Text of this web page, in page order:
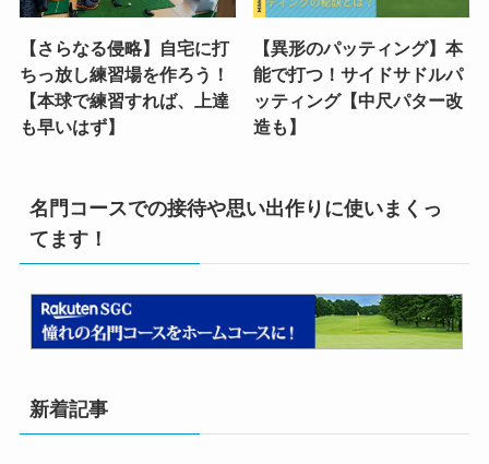
【さらなる侵略】自宅に打
ちっ放し練習場を作ろう！
【本球で練習すれば、上達
も早いはず】
【異形のパッティング】本
能で打つ！サイドサドルパ
ッティング【中尺パター改
造も】
名門コースでの接待や思い出作りに使いまくっ
てます！
新着記事